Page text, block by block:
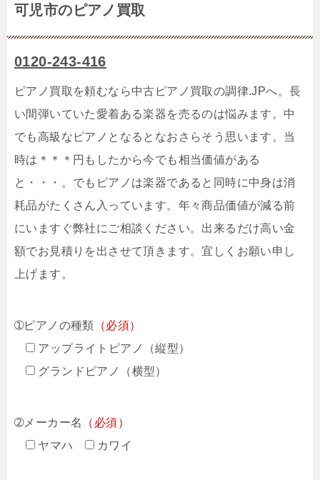
可児市のピアノ買取
0120-243-416
ピアノ買取を頼むなら中古ピアノ買取の調律.JPへ。長
い間弾いていた愛着ある楽器を売るのは悩みます。中
でも高級なピアノとなるとなおさらそう思います。当
時は＊＊＊円もしたから今でも相当価値がある
と・・・。でもピアノは楽器であると同時に中身は消
耗品がたくさん入っています。年々商品価値が減る前
にいますぐ弊社にご相談ください。出来るだけ高い金
額でお見積りを出させて頂きます。宜しくお願い申し
上げます。
➀ピアノの種類 （必須）
アップライトピアノ（縦型）
グランドピアノ（横型）
➁メーカー名
（必須）
ヤマハ
カワイ